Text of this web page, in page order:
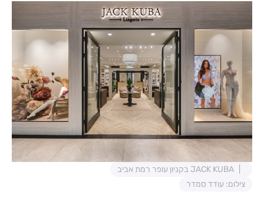
JACK KUBA בקניון עופר רמת אביב
צילום: עודד סמדר